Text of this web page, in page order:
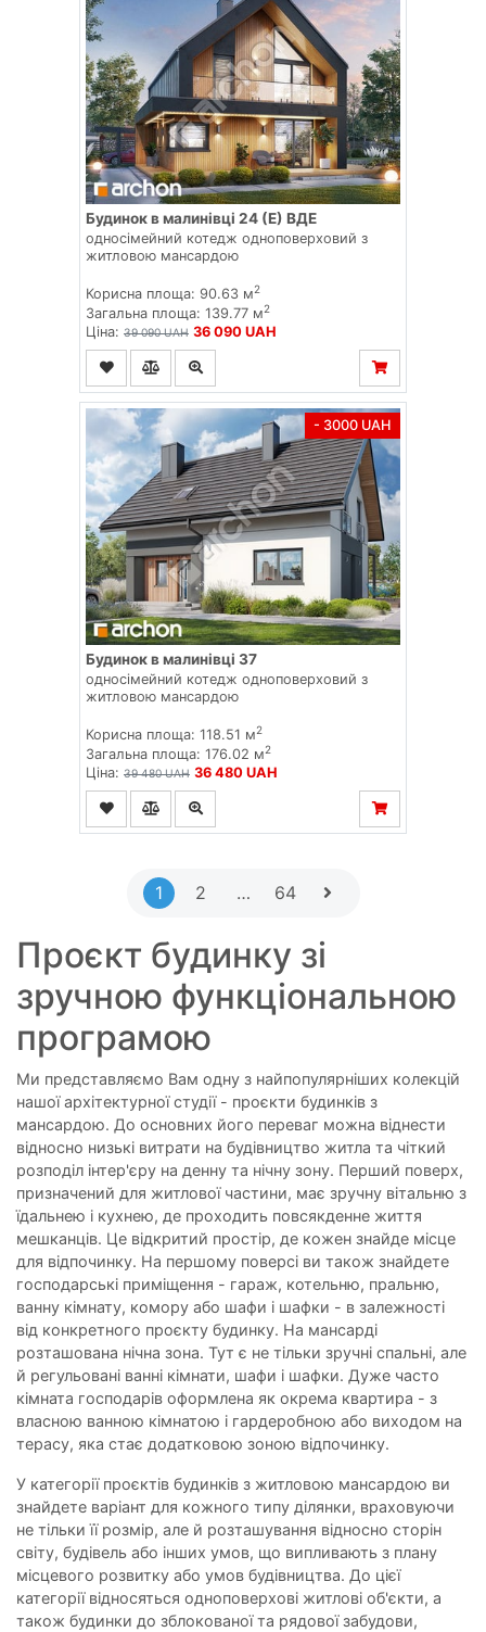
Будинок в малинівці 24 (Е) ВДЕ
односімейний котедж одноповерховий з
житловою мансардою
Корисна площа: 90.63 м2
Загальна площа: 139.77 м2
Ціна: 39 090 UAH 36 090 UAH
- 3000 UAH
Будинок в малинівці 37
односімейний котедж одноповерховий з
житловою мансардою
Корисна площа: 118.51 м2
Загальна площа: 176.02 м2
Ціна: 39 480 UAH 36 480 UAH
1 2 … 64
Проєкт будинку зі
зручною функціональною
програмою
Ми представляємо Вам одну з найпопулярніших колекцій
нашої архітектурної студії - проєкти будинків з
мансардою. До основних його переваг можна віднести
відносно низькі витрати на будівництво житла та чіткий
розподіл інтер'єру на денну та нічну зону. Перший поверх,
призначений для житлової частини, має зручну вітальню з
їдальнею і кухнею, де проходить повсякденне життя
мешканців. Це відкритий простір, де кожен знайде місце
для відпочинку. На першому поверсі ви також знайдете
господарські приміщення - гараж, котельню, пральню,
ванну кімнату, комору або шафи і шафки - в залежності
від конкретного проєкту будинку. На мансарді
розташована нічна зона. Тут є не тільки зручні спальні, але
й регульовані ванні кімнати, шафи і шафки. Дуже часто
кімната господарів оформлена як окрема квартира - з
власною ванною кімнатою і гардеробною або виходом на
терасу, яка стає додатковою зоною відпочинку.
У категорії проєктів будинків з житловою мансардою ви
знайдете варіант для кожного типу ділянки, враховуючи
не тільки її розмір, але й розташування відносно сторін
світу, будівель або інших умов, що випливають з плану
місцевого розвитку або умов будівництва. До цієї
категорії відносяться одноповерхові житлові об'єкти, а
також будинки до зблокованої та рядової забудови,